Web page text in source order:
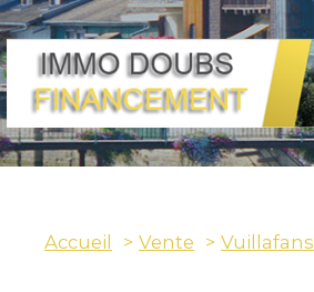
Accueil Vente Vuillafans